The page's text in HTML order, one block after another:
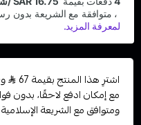
اشترِ هذا المنتج بقيمة 67
مع إمكان ادفع لاحقًا، بدون
ومتوافق مع الشريعة الإسلامية